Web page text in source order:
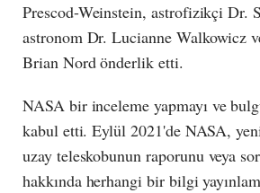
Prescod-Weinstein, astrofizikçi Dr.
astronom Dr. Lucianne Walkowicz
Brian Nord önderlik etti.
NASA bir inceleme yapmayı ve
kabul etti. Eylül 2021'de NASA,
uzay teleskobunun raporunu veya
hakkında herhangi bir bilgi